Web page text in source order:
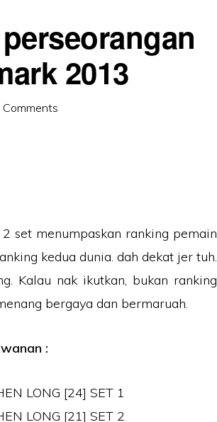
2013
Comments
set menumpaskan ranking pemain
kedua dunia. dah dekat jer tuh.
Kalau nak ikutkan, bukan ranking
bergaya dan bermaruah.
:
LONG [24] SET 1
LONG [21] SET 2